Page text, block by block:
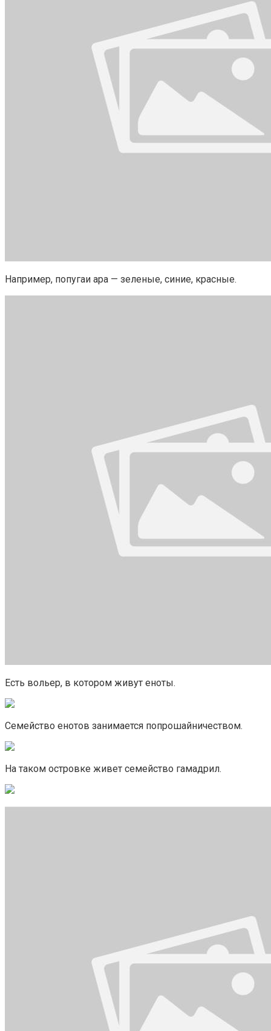
Например, попугаи ара — зеленые, синие, красные.
Есть вольер, в котором живут еноты.
Семейство енотов занимается попрошайничеством.
На таком островке живет семейство гамадрил.